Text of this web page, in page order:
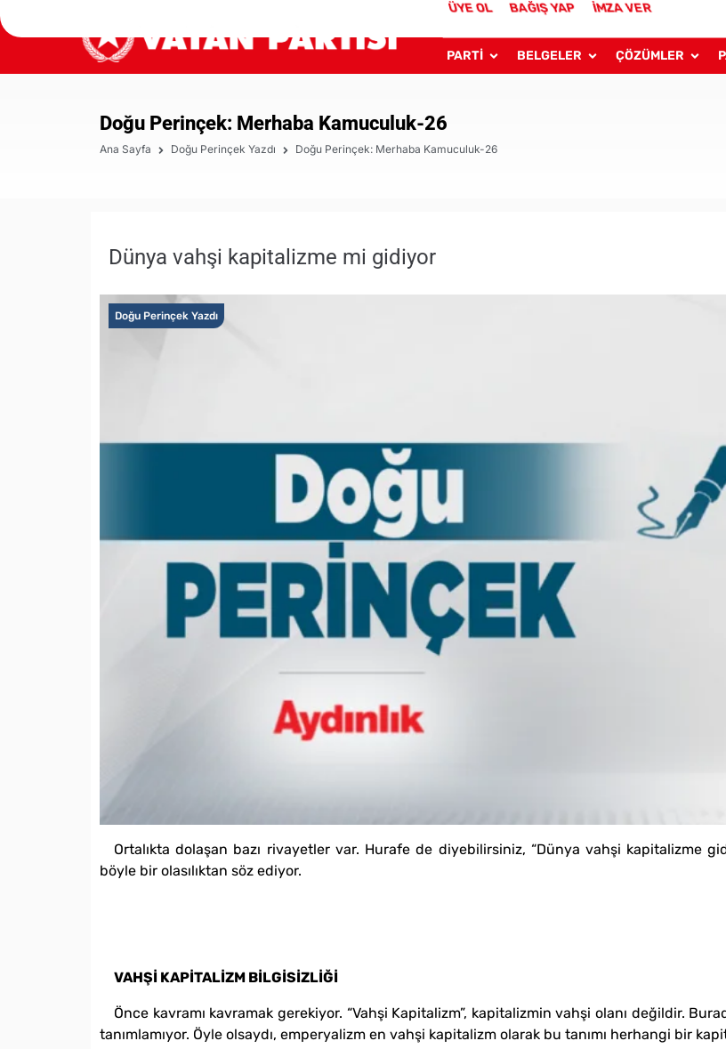
ÜYE OL BAĞIŞ YAP İMZA VER
PARTİ BELGELER ÇÖZÜMLER
Doğu Perinçek: Merhaba Kamuculuk-26
Ana Sayfa Doğu Perinçek Yazdı Doğu Perinçek: Merhaba Kamuculuk-26
Dünya vahşi kapitalizme mi gidiyor
Doğu Perinçek Yazdı
Ortalıkta dolaşan bazı rivayetler var. Hurafe de diyebilirsiniz, “Dünya vahşi kapitalizme
böyle bir olasılıktan söz ediyor.
VAHŞİ KAPİTALİZM BİLGİSİZLİĞİ
Önce kavramı kavramak gerekiyor. “Vahşi Kapitalizm”, kapitalizmin vahşi olanı değildir.
tanımlamıyor. Öyle olsaydı, emperyalizm en vahşi kapitalizm olarak bu tanımı herhangi bir